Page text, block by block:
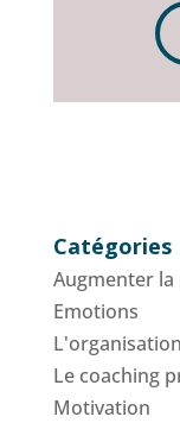
Catégories
Augmenter
Emotions
Le coaching
Motivation